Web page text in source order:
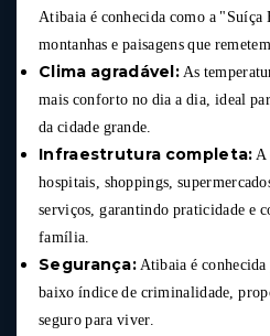
Atibaia é conhecida como a "Suíça
montanhas e paisagens que
Clima agradável: As
mais conforto no dia a dia, ideal
da cidade grande.
Infraestrutura completa: A
hospitais, shoppings,
serviços, garantindo praticidade e
família.
Segurança: Atibaia é
baixo índice de criminalidade,
seguro para viver.